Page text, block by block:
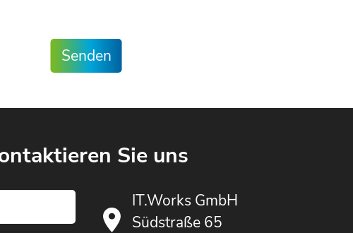
Senden
Sie uns
IT.Works GmbH
Südstraße 65